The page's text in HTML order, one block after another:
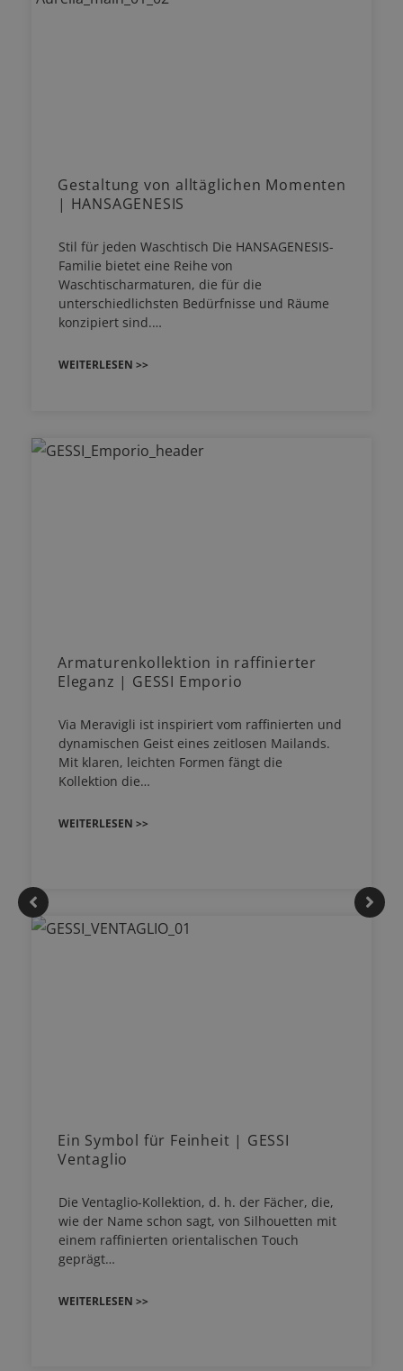
Gestaltung von alltäglichen Momenten
| HANSAGENESIS
Stil für jeden Waschtisch Die HANSAGENESIS-
Familie bietet eine Reihe von
Waschtischarmaturen, die für die
unterschiedlichsten Bedürfnisse und Räume
konzipiert sind.…
WEITERLESEN >>
Armaturenkollektion in raffinierter
Eleganz | GESSI Emporio
Via Meravigli ist inspiriert vom raffinierten und
dynamischen Geist eines zeitlosen Mailands.
Mit klaren, leichten Formen fängt die
Kollektion die…
WEITERLESEN >>
Ein Symbol für Feinheit | GESSI
Ventaglio
Die Ventaglio-Kollektion, d. h. der Fächer, die,
wie der Name schon sagt, von Silhouetten mit
einem raffinierten orientalischen Touch
geprägt…
WEITERLESEN >>